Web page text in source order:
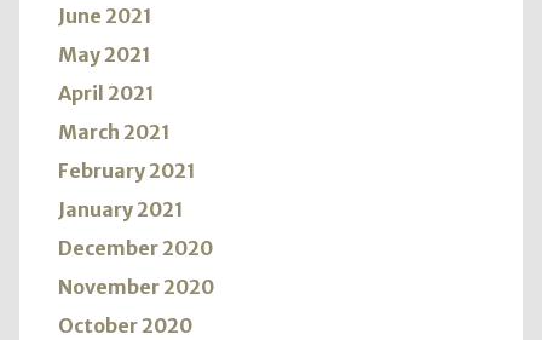
June 2021
May 2021
April 2021
March 2021
February 2021
January 2021
December 2020
November 2020
October 2020